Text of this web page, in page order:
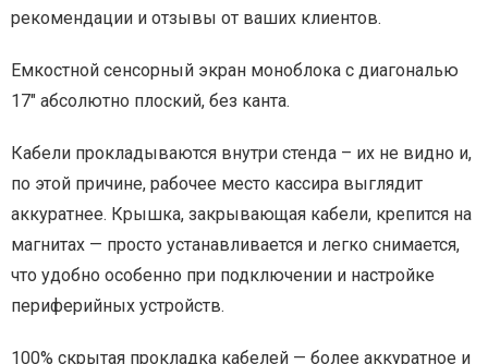
рекомендации и отзывы от ваших клиентов.
Емкостной сенсорный экран моноблока c диагональю
17″ абсолютно плоский, без канта.
Кабели прокладываются внутри стенда – их не видно и,
по этой причине, рабочее место кассира выглядит
аккуратнее. Крышка, закрывающая кабели, крепится на
магнитах — просто устанавливается и легко снимается,
что удобно особенно при подключении и настройке
периферийных устройств.
100% скрытая прокладка кабелей — более аккуратное и